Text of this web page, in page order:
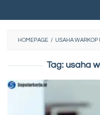
HOMEPAGE / USAHA WARKOP
Tag: usaha